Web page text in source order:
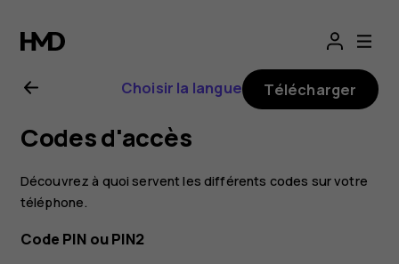
Guide
de
l'utilisateur
Nokia
2.1
Choisir la langue Télécharger
Codes d'accès
Découvrez à quoi servent les différents codes sur votre
téléphone.
Code PIN ou PIN2